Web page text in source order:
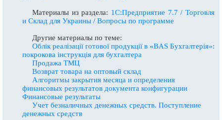
Материалы из раздела: 1С:Предприятие 7.7 / Торговля
и Склад для Украины / Вопросы по программе
Другие материалы по теме:
Облiк реалiзацiї готової продукцiї в «BAS Бухгалтерiя»:
покрокова iнструкцiя для бухгалтера
Продажа ТМЦ
Возврат товара на оптовый склад
Алгоритмы закрытия месяца и определения
финансовых результатов документа конфигурации
Финансовые результаты
Учет безналичных денежных средств. Поступление
денежных средств